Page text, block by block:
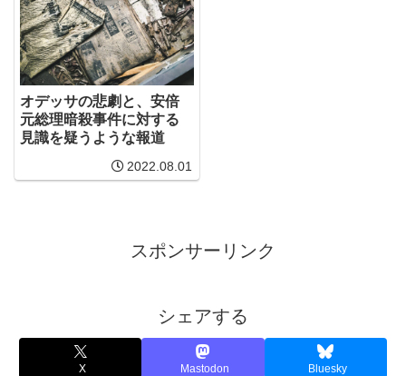
オデッサの悲劇と、安倍
元総理暗殺事件に対する
見識を疑うような報道
2022.08.01
スポンサーリンク
シェアする
X Mastodon Bluesky